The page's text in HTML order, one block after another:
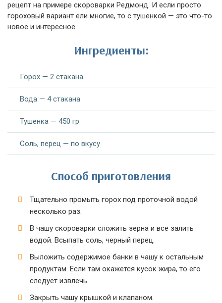
рецепт на примере скороварки Редмонд. И если просто
гороховый вариант ели многие, то с тушенкой — это что-то
новое и интересное.
Ингредиенты:
Горох — 2 стакана
Вода — 4 стакана
Тушенка — 450 гр
Соль, перец — по вкусу
Способ приготовления
Тщательно промыть горох под проточной водой
несколько раз.
В чашу скороварки сложить зерна и все залить
водой. Всыпать соль, черный перец.
Выложить содержимое банки в чашу к остальным
продуктам. Если там окажется кусок жира, то его
следует извлечь.
Закрыть чашу крышкой и клапаном.